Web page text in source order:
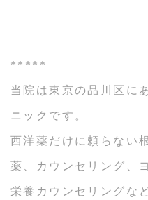
*****
当院は東京の品川区に
ニックです。
西洋薬だけに頼らない
薬、カウンセリング、
栄養カウンセリングな